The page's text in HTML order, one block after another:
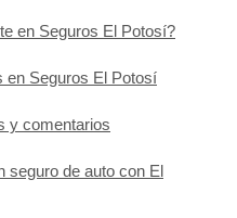
en Seguros El Potosí?
en Seguros El Potosí
y comentarios
seguro de auto con El